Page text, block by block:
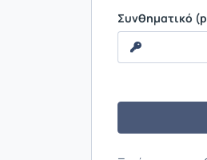
Συνθηματικό